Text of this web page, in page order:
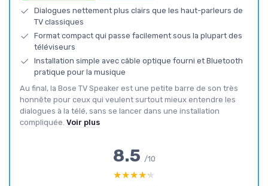
Dialogues nettement plus clairs que les haut-parleurs de
TV classiques
Format compact qui passe facilement sous la plupart des
téléviseurs
Installation simple avec câble optique fourni et Bluetooth
pratique pour la musique
Au final, la Bose TV Speaker est une petite barre de son très
honnête pour ceux qui veulent surtout mieux entendre les
dialogues à la télé, sans se lancer dans une installation
compliquée. Voir plus
8.5 /10
★★★★★
★★★★★